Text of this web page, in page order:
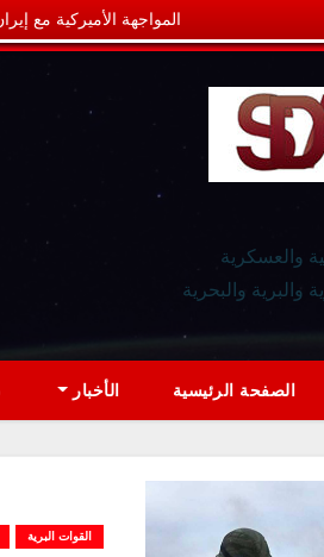
المواجهة الأميركية مع
والعسكرية
والبحرية
الصفحة الرئيسية الأخبار
القوات البرية